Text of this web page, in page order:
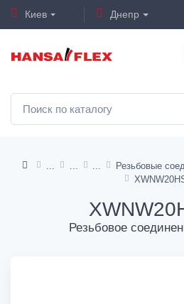
Киев Днепр
Резьбовые
Резьбовое